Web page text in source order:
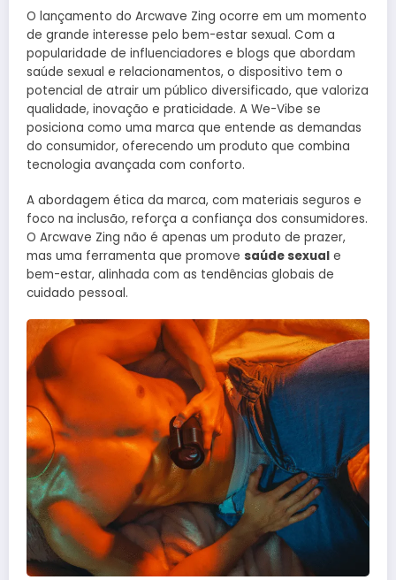
O lançamento do Arcwave Zing ocorre em um momento
de grande interesse pelo bem-estar sexual. Com a
popularidade de influenciadores e blogs que abordam
saúde sexual e relacionamentos, o dispositivo tem o
potencial de atrair um público diversificado, que valoriza
qualidade, inovação e praticidade. A We-Vibe se
posiciona como uma marca que entende as demandas
do consumidor, oferecendo um produto que combina
tecnologia avançada com conforto.
A abordagem ética da marca, com materiais seguros e
foco na inclusão, reforça a confiança dos consumidores.
O Arcwave Zing não é apenas um produto de prazer,
mas uma ferramenta que promove saúde sexual e
bem-estar, alinhada com as tendências globais de
cuidado pessoal.